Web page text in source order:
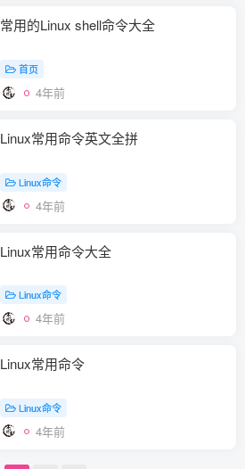
常用的Linux shell命令大全
首页
4年前
Linux常用命令英文全拼
Linux命令
4年前
Linux常用命令大全
Linux命令
4年前
Linux常用命令
Linux命令
4年前